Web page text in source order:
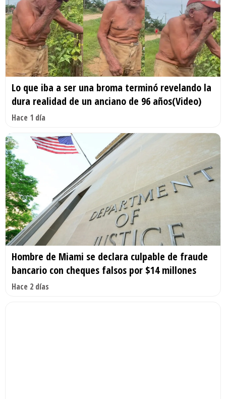
Lo que iba a ser una broma terminó revelando la
dura realidad de un anciano de 96 años(Video)
Hace 1 día
Hombre de Miami se declara culpable de fraude
bancario con cheques falsos por $14 millones
Hace 2 días